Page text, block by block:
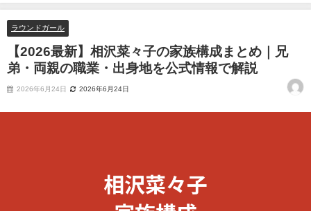
両親の職業・出身地を公式情報で解説
ラウンドガール
【2026最新】相沢菜々子の家族構成まとめ｜兄
弟・両親の職業・出身地を公式情報で解説
2026年6月24日 2026年6月24日